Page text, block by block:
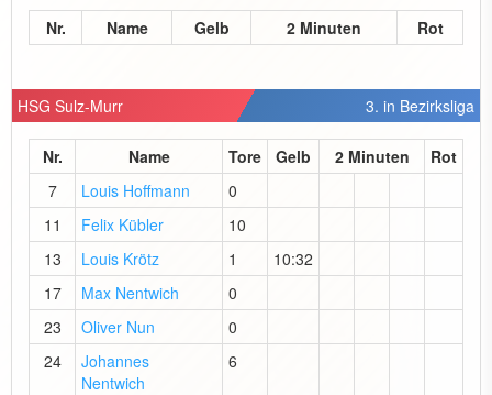
Nr. Name Gelb 2 Minuten Rot
HSG Sulz-Murr 3. in Bezirksliga
Nr. Name Tore Gelb 2 Minuten
Rot
7
Louis Hoffmann
0
11
Felix Kübler
10
13
Louis Krötz 1
10:32
17
Max Nentwich
0
23
Oliver Nun
0
24
Johannes
Nentwich
6